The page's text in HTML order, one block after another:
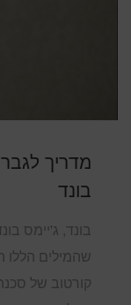
מדריך
בונד
בונד, ג'יימס
שהמילים הללו
קורטוב של